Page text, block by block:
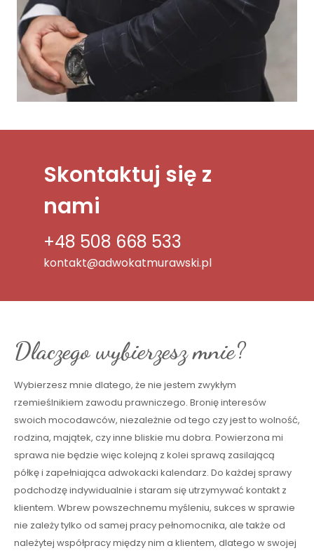
Skontaktuj się z
nami
+48 508 668 533
kontakt@adwokatmurawski.pl
Dlaczego wybierzesz mnie?
Wybierzesz mnie dlatego, że nie jestem zwykłym
rzemieślnikiem zawodu prawniczego. Bronię interesów
swoich mocodawców, niezależnie od tego czy jest to wolność,
rodzina, majątek, czy inne bliskie mu dobra. Powierzona mi
sprawa nie będzie więc kolejną z kolei sprawą zasilającą
półkę i zapełniająca adwokacki kalendarz. Do każdej sprawy
podchodzę indywidualnie i staram się utrzymywać kontakt z
klientem. Wbrew powszechnemu myśleniu, sukces w sprawie
nie zależy tylko od samej pracy pełnomocnika, ale także od
należytej współpracy między nim a klientem, dlatego w swojej